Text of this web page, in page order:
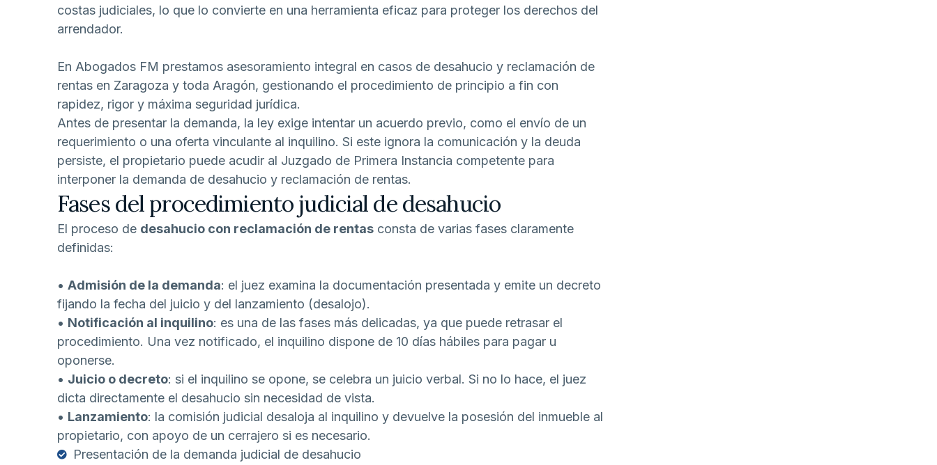
costas judiciales, lo que lo convierte en una herramienta eficaz para proteger los derechos del
arrendador.
En Abogados FM prestamos asesoramiento integral en casos de desahucio y reclamación de
rentas en Zaragoza y toda Aragón, gestionando el procedimiento de principio a fin con
rapidez, rigor y máxima seguridad jurídica.
Antes de presentar la demanda, la ley exige intentar un acuerdo previo, como el envío de un
requerimiento o una oferta vinculante al inquilino. Si este ignora la comunicación y la deuda
persiste, el propietario puede acudir al Juzgado de Primera Instancia competente para
interponer la demanda de desahucio y reclamación de rentas.
Fases del procedimiento judicial de desahucio
El proceso de desahucio con reclamación de rentas consta de varias fases claramente
definidas:
• Admisión de la demanda: el juez examina la documentación presentada y emite un decreto
fijando la fecha del juicio y del lanzamiento (desalojo).
• Notificación al inquilino: es una de las fases más delicadas, ya que puede retrasar el
procedimiento. Una vez notificado, el inquilino dispone de 10 días hábiles para pagar u
oponerse.
• Juicio o decreto: si el inquilino se opone, se celebra un juicio verbal. Si no lo hace, el juez
dicta directamente el desahucio sin necesidad de vista.
• Lanzamiento: la comisión judicial desaloja al inquilino y devuelve la posesión del inmueble al
propietario, con apoyo de un cerrajero si es necesario.
Presentación de la demanda judicial de desahucio